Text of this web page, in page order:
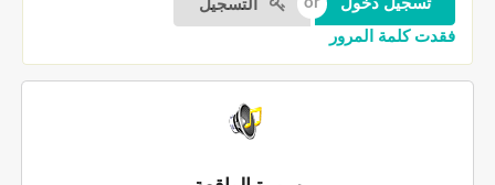
التسجيل
فقدت كلمة المرور